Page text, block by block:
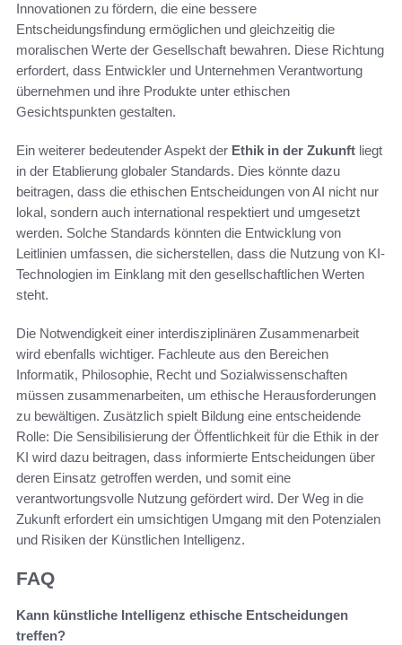
Innovationen zu fördern, die eine bessere
Entscheidungsfindung ermöglichen und gleichzeitig die
moralischen Werte der Gesellschaft bewahren. Diese Richtung
erfordert, dass Entwickler und Unternehmen Verantwortung
übernehmen und ihre Produkte unter ethischen
Gesichtspunkten gestalten.
Ein weiterer bedeutender Aspekt der Ethik in der Zukunft liegt
in der Etablierung globaler Standards. Dies könnte dazu
beitragen, dass die ethischen Entscheidungen von AI nicht nur
lokal, sondern auch international respektiert und umgesetzt
werden. Solche Standards könnten die Entwicklung von
Leitlinien umfassen, die sicherstellen, dass die Nutzung von KI-
Technologien im Einklang mit den gesellschaftlichen Werten
steht.
Die Notwendigkeit einer interdisziplinären Zusammenarbeit
wird ebenfalls wichtiger. Fachleute aus den Bereichen
Informatik, Philosophie, Recht und Sozialwissenschaften
müssen zusammenarbeiten, um ethische Herausforderungen
zu bewältigen. Zusätzlich spielt Bildung eine entscheidende
Rolle: Die Sensibilisierung der Öffentlichkeit für die Ethik in der
KI wird dazu beitragen, dass informierte Entscheidungen über
deren Einsatz getroffen werden, und somit eine
verantwortungsvolle Nutzung gefördert wird. Der Weg in die
Zukunft erfordert ein umsichtigen Umgang mit den Potenzialen
und Risiken der Künstlichen Intelligenz.
FAQ
Kann künstliche Intelligenz ethische Entscheidungen
treffen?